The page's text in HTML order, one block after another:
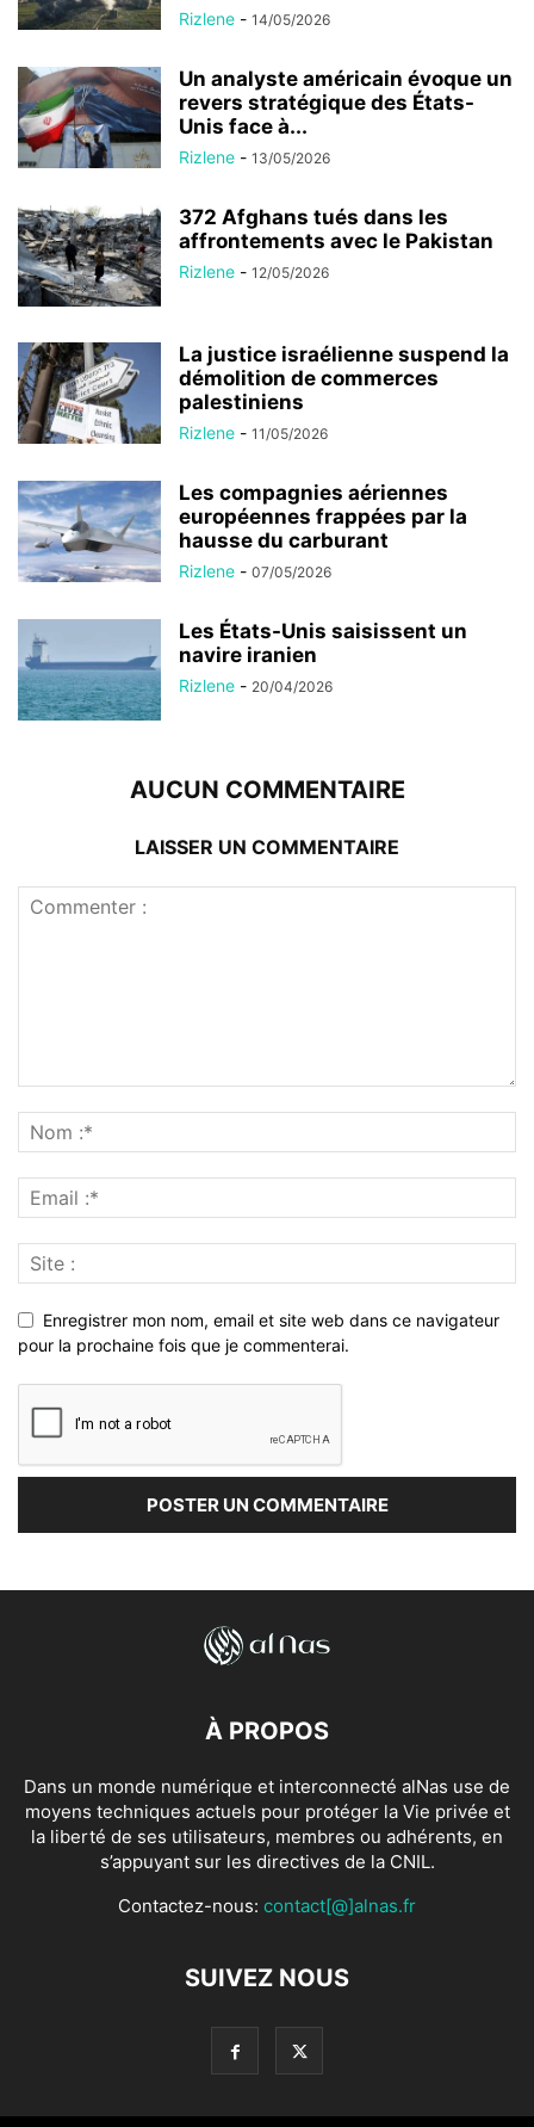
Rizlene - 14/05/2026
Un analyste américain évoque un
revers stratégique des États-
Unis face à...
Rizlene - 13/05/2026
372 Afghans tués dans les
affrontements avec le Pakistan
Rizlene - 12/05/2026
La justice israélienne suspend la
démolition de commerces
palestiniens
Rizlene - 11/05/2026
Les compagnies aériennes
européennes frappées par la
hausse du carburant
Rizlene - 07/05/2026
Les États-Unis saisissent un
navire iranien
Rizlene - 20/04/2026
AUCUN COMMENTAIRE
LAISSER UN COMMENTAIRE
Enregistrer mon nom, email et site web dans ce navigateur
pour la prochaine fois que je commenterai.
À PROPOS
Dans un monde numérique et interconnecté alNas use de
moyens techniques actuels pour protéger la Vie privée et
la liberté de ses utilisateurs, membres ou adhérents, en
s’appuyant sur les directives de la CNIL.
Contactez-nous: contact[@]alnas.fr
SUIVEZ NOUS